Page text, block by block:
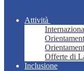
Attività
Offerte di
Inclusione